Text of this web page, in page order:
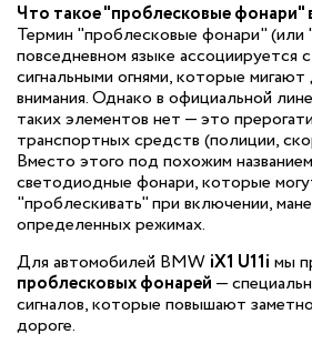
Что такое "проблесковые фонари"
Термин "проблесковые фонари" (или
повседневном языке ассоциируется
сигнальными огнями, которые
внимания. Однако в официальной
таких элементов нет — это
транспортных средств (полиции,
Вместо этого под похожим
светодиодные фонари, которые
"проблескивать" при включении,
определенных режимах.
Для автомобилей BMW iX1 U11i мы
проблесковых фонарей —
сигналов, которые повышают
дороге.